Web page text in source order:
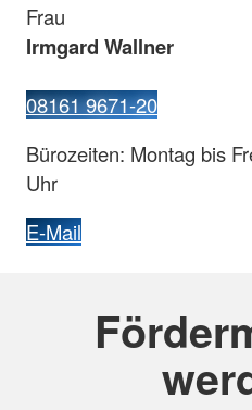
Frau
Irmgard Wallner
08161 9671-20
Bürozeiten: Montag bis
Uhr
E-Mail